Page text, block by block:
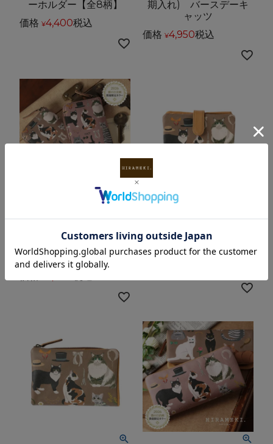
ーホルダー【全8柄】
価格 ¥4,400税込
期入れ) バースデーキ
ャッツ
価格 ¥4,950税込
ラウンド｜L型キーケー
ス バースデーキャッツ
＜全2色＞
布 バースデーキャッツ
＜全2色＞